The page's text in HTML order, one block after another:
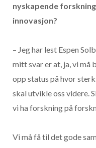
nyskapende
innovasjon?
– Jeg har lest Espen
mitt svar er at, ja, vi må
opp status på hvor
skal utvikle oss videre.
vi ha forskning på
Vi må få til det gode